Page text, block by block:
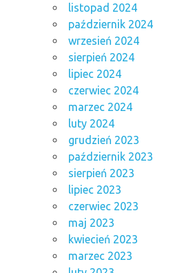
listopad 2024
październik 2024
wrzesień 2024
sierpień 2024
lipiec 2024
czerwiec 2024
marzec 2024
luty 2024
grudzień 2023
październik 2023
sierpień 2023
lipiec 2023
czerwiec 2023
maj 2023
kwiecień 2023
marzec 2023